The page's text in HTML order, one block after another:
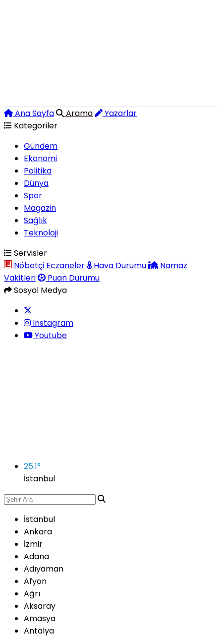
Ana Sayfa Arama
Yazarlar
Kategoriler
Gündem
Ekonomi
Politika
Dünya
Spor
Magazin
Sağlık
Teknoloji
Servisler
Nöbetçi Eczaneler
Hava Durumu
Namaz
Vakitleri
Puan Durumu
Sosyal Medya
Instagram
Youtube
25.1°
İstanbul
İstanbul
Ankara
İzmir
Adana
Adıyaman
Afyon
Ağrı
Aksaray
Amasya
Antalya